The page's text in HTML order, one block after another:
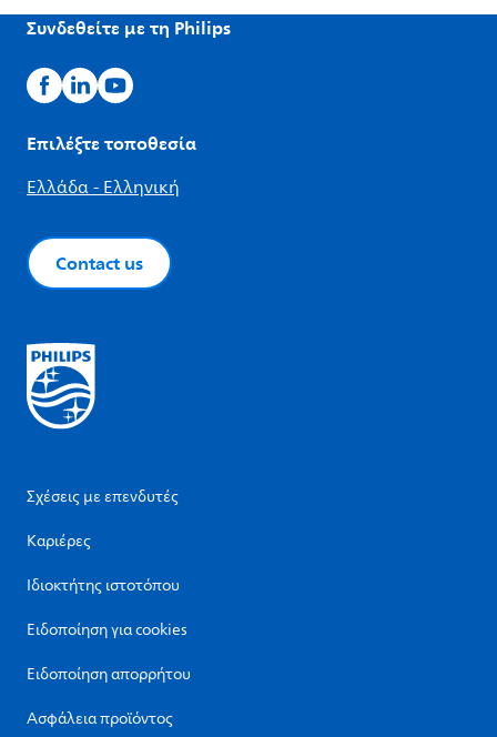
Συνδεθείτε με τη Philips
Επιλέξτε τοποθεσία
Ελλάδα - Ελληνική
Contact us
Σχέσεις με επενδυτές
Καριέρες
Ιδιοκτήτης ιστοτόπου
Ειδοποίηση για cookies
Ειδοποίηση απορρήτου
Ασφάλεια προϊόντος